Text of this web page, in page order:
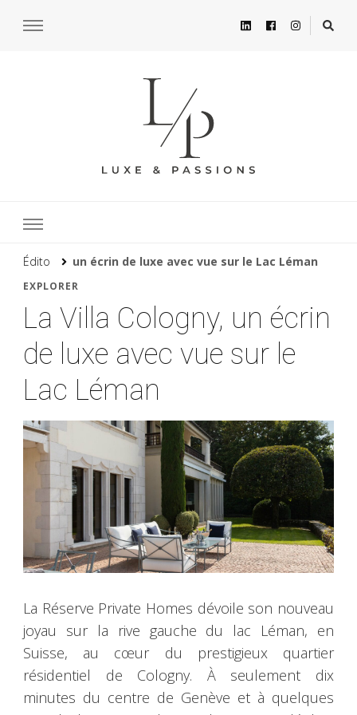
Édito un écrin de luxe avec vue sur le Lac Léman
EXPLORER
La Villa Cologny, un écrin
de luxe avec vue sur le
Lac Léman
La Réserve Private Homes dévoile son nouveau
joyau sur la rive gauche du lac Léman, en
Suisse, au cœur du prestigieux quartier
résidentiel de Cologny. À seulement dix
minutes du centre de Genève et à quelques